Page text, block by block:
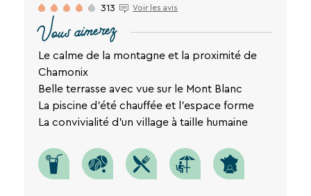
313 Voir les avis
Vous aimerez
Le calme de la montagne et la proximité de
Chamonix
Belle terrasse avec vue sur le Mont Blanc
La piscine d'été chauffée et l'espace forme
La convivialité d'un village à taille humaine